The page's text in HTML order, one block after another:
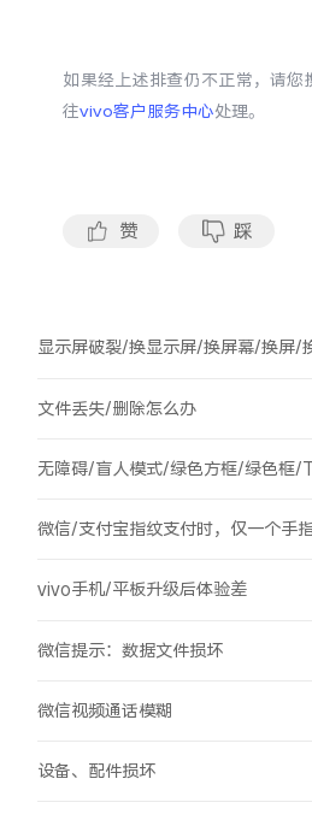
全部Y机型
iQOO Neo11
全部智能
如果经上述排查仍不正常，请您
往vivo客户服务中心处理。
赞 踩
显示屏破裂/换显示屏/换屏幕/换屏/
文件丢失/删除怎么办
vivo手机/平板升级后体验差
微信提示：数据文件损坏
微信视频通话模糊
设备、配件损坏